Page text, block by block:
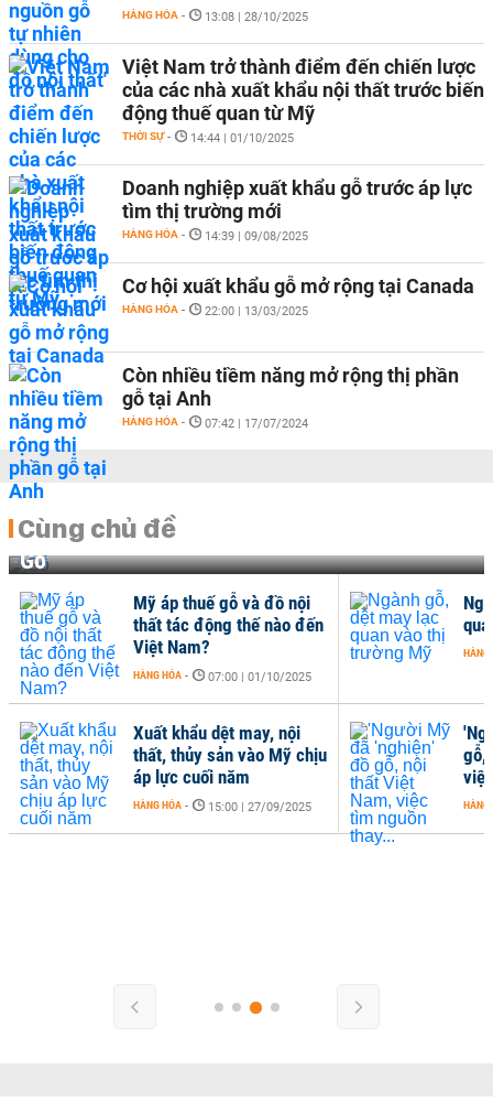
HÀNG HÓA - 13:08 | 28/10/2025
Việt Nam trở thành điểm đến chiến lược
của các nhà xuất khẩu nội thất trước biến
động thuế quan từ Mỹ
THỜI SỰ - 14:44 | 01/10/2025
Doanh nghiệp xuất khẩu gỗ trước áp lực
tìm thị trường mới
HÀNG HÓA - 14:39 | 09/08/2025
Cơ hội xuất khẩu gỗ mở rộng tại Canada
HÀNG HÓA - 22:00 | 13/03/2025
Còn nhiều tiềm năng mở rộng thị phần
gỗ tại Anh
HÀNG HÓA - 07:42 | 17/07/2024
Cùng chủ đề
Gỗ
gỗ,
HÀNG
Mỹ áp thuế gỗ và đồ nội
thất tác động thế nào đến
Việt Nam?
HÀNG HÓA - 07:00 | 01/10/2025
Xuất khẩu dệt may, nội
thất, thủy sản vào Mỹ chịu
áp lực cuối năm
HÀNG HÓA - 15:00 | 27/09/2025
HÀNG